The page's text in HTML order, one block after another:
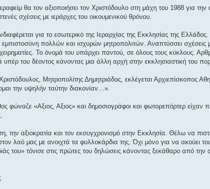
θα τον αξιοποιήσει τον Χριστόδουλο στη μάχη του 1988 για
σχέσεις με ιεράρχες του οικουμενικού θρόνου.
για το εσωτερικό της Ιεραρχίας της Εκκλησίας της
εμπιστοσύνη πολλών και ισχυρών μητροπολιτών. Αναπτύσσει σχέσεις
Το όνομά του υπάρχει παντού, σε όλους τους κύκλους.
υπέρ του δέοντος κάνοντας μια άλλη αρχή στην εκκλησιαστική του
Μητροπολίτης Δημητριάδος, εκλέγεται
την υψηλήν ταύτην διακονίαν…».
φώναζε «Αξιος, Αξιος» και δημοσιογράφοι και φωτορεπόρτερ είχαν
την αξιοκρατία και τον εκσυγχρονισμό στην Εκκλησία. Θέλω να
λαό μας με ανοιχτά τα φυλλοκάρδια της. Όχι μόνο για να ακούει
του» τόνισε στις πρώτες του δηλώσεις κάνοντας ξεκάθαρο από την